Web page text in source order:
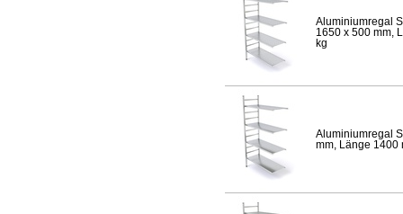
Aluminiumregal
1650 x 500 mm,
kg
Aluminiumregal
mm, Länge 1400